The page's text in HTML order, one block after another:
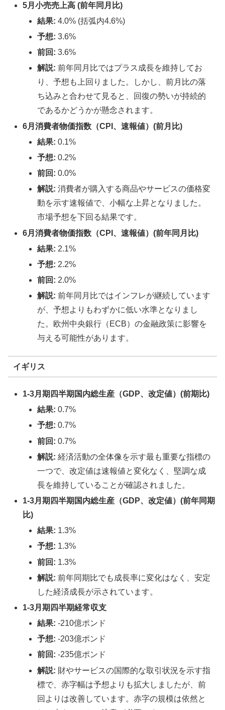
5月小売売上高 (前年同月比)
結果: 4.0% (括弧内4.6%)
予想: 3.6%
前回: 3.6%
解説: 前年同月比ではプラス成長を維持してお
り、予想も上回りました。しかし、前月比の落
ち込みと合わせて見ると、回復の勢いが持続的
であるかどうかが懸念されます。
6月消費者物価指数（CPI、速報値）(前月比)
結果: 0.1%
予想: 0.2%
前回: 0.0%
解説: 消費者が購入する商品やサービスの価格変
動を示す速報値で、小幅な上昇となりました。
市場予想を下回る結果です。
6月消費者物価指数（CPI、速報値）(前年同月比)
結果: 2.1%
予想: 2.2%
前回: 2.0%
解説: 前年同月比ではインフレが継続しています
が、予想よりもわずかに低い水準となりまし
た。欧州中央銀行（ECB）の金融政策に影響を
与える可能性があります。
イギリス
1-3月期四半期国内総生産（GDP、改定値）(前期比)
結果: 0.7%
予想: 0.7%
前回: 0.7%
解説: 経済活動の全体像を示す最も重要な指標の
一つで、改定値は速報値と変化なく、堅調な成
長を維持していることが確認されました。
1-3月期四半期国内総生産（GDP、改定値）(前年同期
比)
結果: 1.3%
予想: 1.3%
前回: 1.3%
解説: 前年同期比でも成長率に変化はなく、安定
した経済成長が示されています。
1-3月期四半期経常収支
結果: -210億ポンド
予想: -203億ポンド
前回: -235億ポンド
解説: 財やサービスの国際的な取引状況を示す指
標で、赤字幅は予想よりも拡大しましたが、前
回よりは改善しています。赤字の規模は依然と